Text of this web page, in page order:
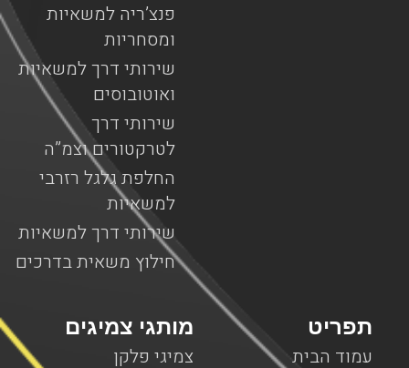
פנצ’ריה למשאיות
ומסחריות
שירותי דרך למשאיות
ואוטובוסים
שירותי דרך
לטרקטורים וצמ”ה
החלפת גלגל רזרבי
למשאיות
שירותי דרך למשאיות
חילוץ משאית בדרכים
מותגי צמיגים
צמיגי פלקן
תפריט
עמוד הבית